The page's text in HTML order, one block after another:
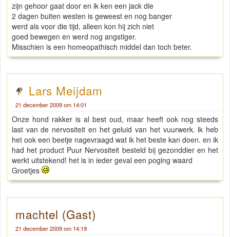
zijn gehoor gaat door en ik ken een jack die
2 dagen buiten westen is geweest en nog banger
werd als voor die tijd, alleen kon hij zich niet
goed bewegen en werd nog angstiger.
Misschien is een homeopathisch middel dan toch beter.
Lars Meijdam
21 december 2009 om 14:01
Onze hond rakker is al best oud, maar heeft ook nog steeds
last van de nervositeit en het geluid van het vuurwerk. ik heb
het ook een beetje nagevraagd wat ik het beste kan doen. en ik
had het product Puur Nervositeit besteld bij gezonddier en het
werkt uitstekend! het is in ieder geval een poging waard
Groetjes
machtel (Gast)
21 december 2009 om 14:19